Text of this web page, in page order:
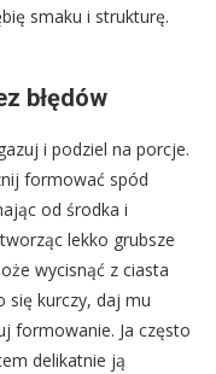
smaku i strukturę.
błędów
i podziel na porcje.
formować spód
od środka i
lekko grubsze
wycisnąć z ciasta
się kurczy, daj mu
formowanie. Ja często
delikatnie ją